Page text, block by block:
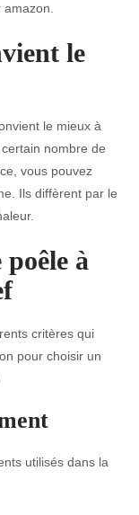
amazon.
le
le mieux à
nombre de
vous pouvez
Ils diffèrent par le
à
critères qui
pour choisir un
utilisés dans la